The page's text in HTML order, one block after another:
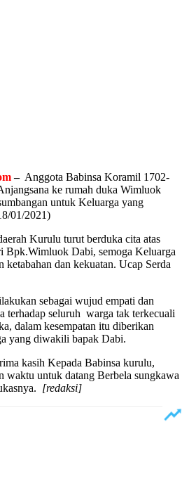
–Anggota Babinsa Koramil 1702-
ke rumah duka Wimluok
untuk Keluarga yang
01/2021)
Kurulu turut berduka cita atas
Bpk.Wimluok Dabi, semoga Keluarga
dan kekuatan. Ucap Serda
sebagai wujud empati dan
terhadap seluruh warga tak terkecuali
dalam kesempatan itu diberikan
yang diwakili bapak Dabi.
kasih Kepada Babinsa kurulu,
waktu untuk datang Berbela sungkawa
[redaksi]